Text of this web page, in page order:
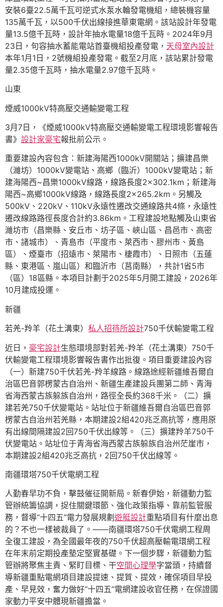
安裝6臺22.5萬千瓦可逆式水泵水輪發電機組，總裝機容量
135萬千瓦，以500千伏出線接進華東電網。該站設計年發電
量13.5億千瓦時，設計年抽水電量18億千瓦時。2024年9月
23日，句容抽水蓄能電站首臺機組投產發電， 天母室內設計
本年1月1日，2號機組投產發電。截至2月底，該站累計發電
量2.35億千瓦時，抽水電量2.97億千瓦時。
山東
煙威1000kV特高壓交通輸變電工程
3月7日，《煙威1000kV特高壓交通輸變電工程環境影響報告
書》 設計家豪宅報批前公示。
重要建設內容包含：新建海陽西1000kV開關站；擴建昌樂
（濰坊）1000kV變電站、高鄉（臨沂）1000kV變電站；新
建海陽西~昌樂1000kV線路，線路長度2×302.1km；新建海
陽西~高鄉1000kV線路，線路長度2×265.2km。另觸及
500kV、220kV、110kV永遠性遷改交通線路共4條，永遠性
遷改線路路徑長度合計約3.86km。工程建設地點觸及山東省
濰坊市（昌樂縣、安丘市、坊子區、峽山區、昌邑市、高密
市、諸城市）、青島市（平度市、萊西市、膠州市、黃島
區）、煙臺市（招遠市、萊陽市、棲霞市）、日照市（五蓮
縣、東港區、嵐山區）和臨沂市（莒南縣），共計1省5市
（區）18區縣。本項目計劃于2025年5月開工建設，2026年
10月建成投運。
新疆
若羌-羚羊（花土溝東） 私人招待所設計750千伏輸變電工程
近日， 豪宅設計生態環境部對若羌-羚羊（花土溝東）750千
伏輸變電工程環境影響報告書作出批復。項目重要建設內容
（一）新建750千伏若羌-羚羊線路。線路途經新疆維吾爾自
治區巴音郭楞蒙古自治州、新疆生產建設兵團第二師、青海
省海西蒙古族躲族自治州，路徑全長約368千米。（二）擴
建若羌750千伏變電站。站址位于新疆維吾爾自治區巴音郭
楞蒙古自治州若羌縣，本期建設2組420兆乏高抗等，應用原
有出線間隔建設2回750千伏出線等。（三）擴建羚羊750千
伏變電站。站址位于青海省海西蒙古族躲族自治州茫崖市，
本期建設2組420兆乏高抗，2回750千伏出線等。
南疆環塔750千伏電網工程
人勤春早功不負，擊鼓催征開新局。新春伊始，新疆動力監
管辦統籌協調，捉住關鍵環節、強化政策指導、靠前監管服
務，督導“十四五”電力發展規劃 遊艇設計重點項目有什麼出息
的？不也一樣被裁員了。——南疆環塔750千伏電網工程周
全復工建設，為全國最年夜的750千伏超高壓輸電環網工程
在年末前定期投產墊定堅實基礎。下一個步驟，新疆動力監
管辦將聚焦主責、緊盯目標、干空間心理學字當頭，持續督
導新疆重點電網項目建設提速、提質、提效，確保項目早投
產、早見效，奮力做好“十四五”電網建設收官任務，在保證國
家動力平安中體現新疆擔當。